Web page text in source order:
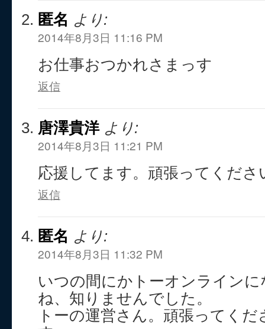
匿名 より:
2014年8月3日 11:16 PM
お仕事おつかれさまっす
返信
唐澤貴洋 より:
2014年8月3日 11:21 PM
応援してます。頑張ってくださ
返信
匿名 より:
2014年8月3日 11:32 PM
いつの間にかトーオンライン
ね、知りませんでした。
トーの運営さん。頑張ってく